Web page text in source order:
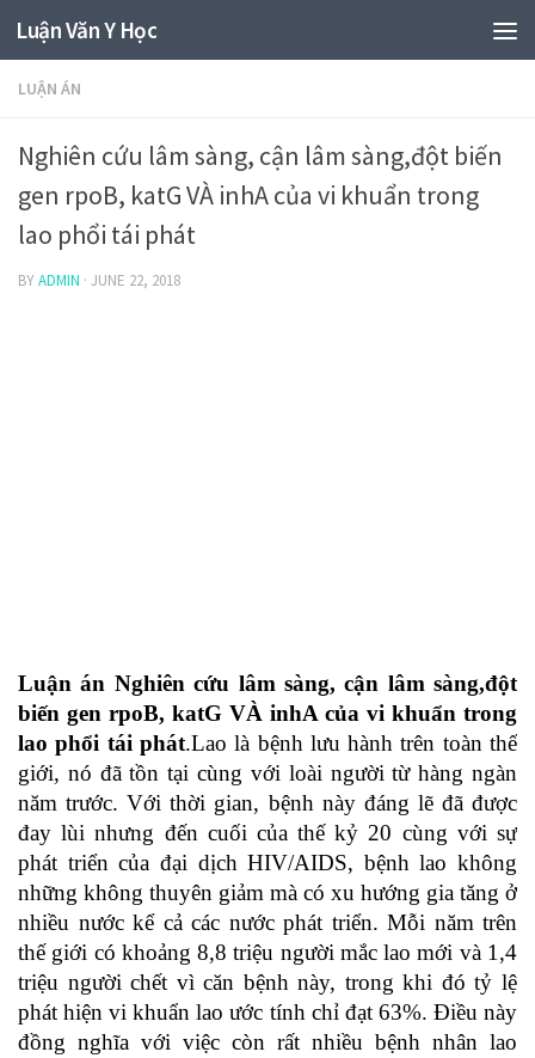
Luận Văn Y Học
LUẬN ÁN
Nghiên cứu lâm sàng, cận lâm sàng,đột biến
gen rpoB, katG VÀ inhA của vi khuẩn trong
lao phổi tái phát
BYADMIN · JUNE 22, 2018
Luận án Nghiên cứu lâm sàng, cận lâm sàng,đột
biến gen rpoB, katG VÀ inhA của vi khuẩn trong
lao phổi tái phát.Lao là bệnh lưu hành trên toàn thế
giới, nó đã tồn tại cùng với loài người từ hàng ngàn
năm trước. Với thời gian, bệnh này đáng lẽ đã được
đay lùi nhưng đến cuối của thế kỷ 20 cùng với sự
phát triển của đại dịch HIV/AIDS, bệnh lao không
những không thuyên giảm mà có xu hướng gia tăng ở
nhiều nước kể cả các nước phát triển. Mỗi năm trên
thế giới có khoảng 8,8 triệu người mắc lao mới và 1,4
triệu người chết vì căn bệnh này, trong khi đó tỷ lệ
phát hiện vi khuẩn lao ước tính chỉ đạt 63%. Điều này
đồng nghĩa với việc còn rất nhiều bệnh nhân lao